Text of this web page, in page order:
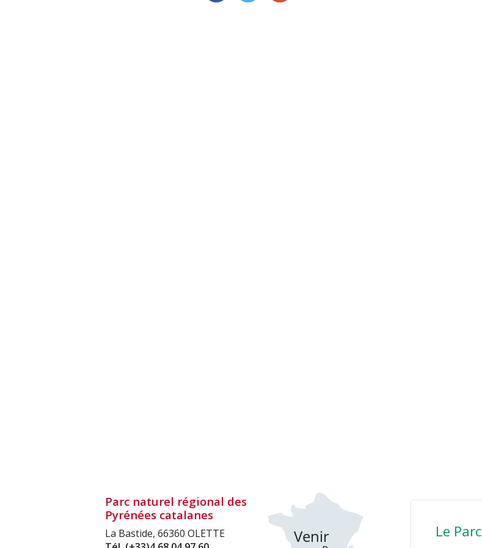
Parc naturel régional des
Pyrénées catalanes
La Bastide, 66360 OLETTE
Le Parc